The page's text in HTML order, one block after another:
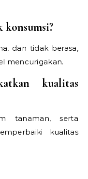
dan tidak berasa,
mencurigakan.
kualitas
tanaman, serta
kualitas